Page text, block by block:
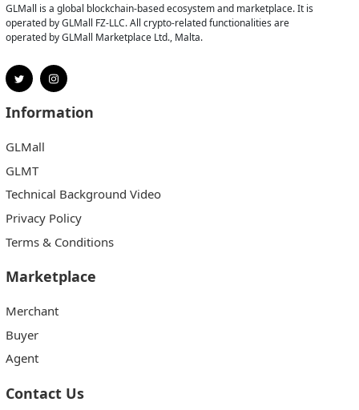
GLMall is a global blockchain-based ecosystem and marketplace. It is
operated by GLMall FZ-LLC. All crypto-related functionalities are
operated by GLMall Marketplace Ltd., Malta.
Information
GLMall
GLMT
Technical Background Video
Privacy Policy
Terms & Conditions
Marketplace
Merchant
Buyer
Agent
Contact Us